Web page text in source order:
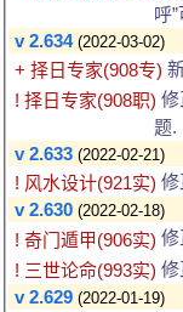
呼
v 2.634 (2022-03-02)
+ 择日专家(908专)
! 择日专家(908职) 修
题.
v 2.633 (2022-02-21)
! 风水设计(921实) 修
v 2.630 (2022-02-18)
! 奇门遁甲(906实) 修
! 三世论命(993实) 修
v 2.629 (2022-01-19)